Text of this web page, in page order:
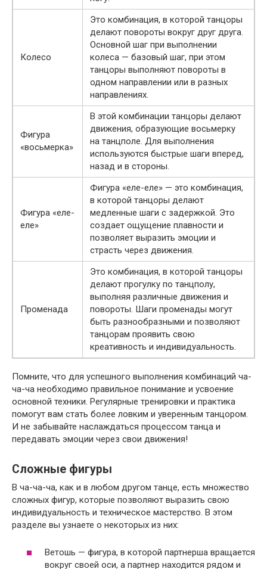
Колесо
Это комбинация, в которой танцоры
делают повороты вокруг друг друга.
Основной шаг при выполнении
колеса — базовый шаг, при этом
танцоры выполняют повороты в
одном направлении или в разных
направлениях.
Фигура
«восьмерка»
В этой комбинации танцоры делают
движения, образующие восьмерку
на танцполе. Для выполнения
используются быстрые шаги вперед,
назад и в стороны.
Фигура «еле-
еле»
Фигура «еле-еле» — это комбинация,
в которой танцоры делают
медленные шаги с задержкой. Это
создает ощущение плавности и
позволяет выразить эмоции и
страсть через движения.
Променада
Это комбинация, в которой танцоры
делают прогулку по танцполу,
выполняя различные движения и
повороты. Шаги променады могут
быть разнообразными и позволяют
танцорам проявить свою
креативность и индивидуальность.
Помните, что для успешного выполнения комбинаций ча-
ча-ча необходимо правильное понимание и усвоение
основной техники. Регулярные тренировки и практика
помогут вам стать более ловким и уверенным танцором.
И не забывайте наслаждаться процессом танца и
передавать эмоции через свои движения!
Сложные фигуры
В ча-ча-ча, как и в любом другом танце, есть множество
сложных фигур, которые позволяют выразить свою
индивидуальность и техническое мастерство. В этом
разделе вы узнаете о некоторых из них:
Ветошь — фигура, в которой партнерша вращается
вокруг своей оси, а партнер находится рядом и